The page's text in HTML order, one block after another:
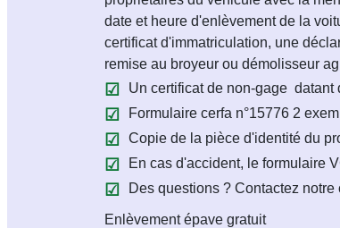
date et heure d'enlèvement de la
certificat d'immatriculation, une
remise au broyeur ou démolisseur
Un certificat de non-gage datant
Formulaire cerfa n°15776 2
Copie de la pièce d'identité du
En cas d'accident, le formulaire
Des questions ? Contactez
Enlèvement épave gratuit